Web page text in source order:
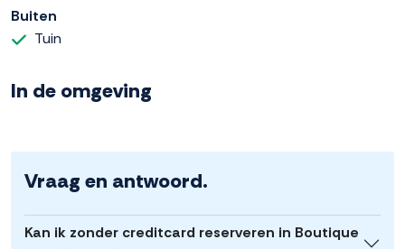
Buiten
Tuin
In de omgeving
Vraag en antwoord.
Kan ik zonder creditcard reserveren in Boutique